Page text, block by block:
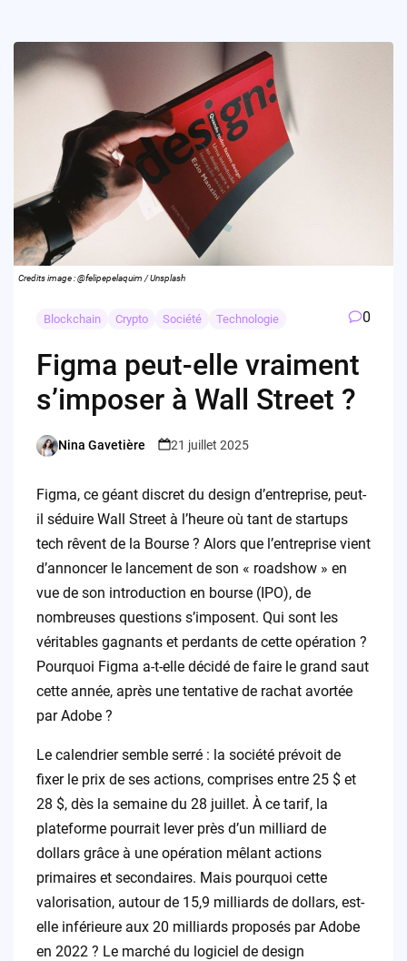
Credits image : @felipepelaquim / Unsplash
Blockchain Crypto Société Technologie 0
Figma peut-elle vraiment
s’imposer à Wall Street ?
Posted
Nina Gavetière 21 juillet 2025
Figma, ce géant discret du design d’entreprise, peut-
il séduire Wall Street à l’heure où tant de startups
tech rêvent de la Bourse ? Alors que l’entreprise vient
d’annoncer le lancement de son « roadshow » en
vue de son introduction en bourse (IPO), de
nombreuses questions s’imposent. Qui sont les
véritables gagnants et perdants de cette opération ?
Pourquoi Figma a-t-elle décidé de faire le grand saut
cette année, après une tentative de rachat avortée
par Adobe ?
Le calendrier semble serré : la société prévoit de
fixer le prix de ses actions, comprises entre 25 $ et
28 $, dès la semaine du 28 juillet. À ce tarif, la
plateforme pourrait lever près d’un milliard de
dollars grâce à une opération mêlant actions
primaires et secondaires. Mais pourquoi cette
valorisation, autour de 15,9 milliards de dollars, est-
elle inférieure aux 20 milliards proposés par Adobe
en 2022 ? Le marché du logiciel de design